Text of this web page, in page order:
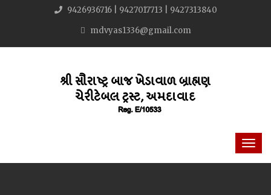
9426936716 | 9427017713 | 9427313840
mdvyas1336@gmail.com